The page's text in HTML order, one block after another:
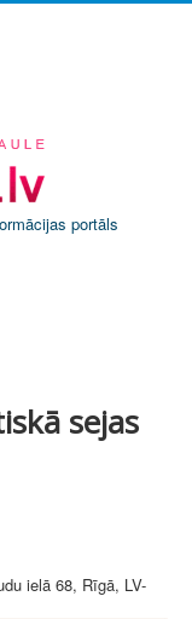
portāls
sejas
ielā 68, Rīgā, LV-